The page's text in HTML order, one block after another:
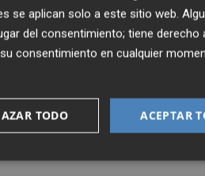
se aplican solo a este sitio web.
del consentimiento; tiene derecho
consentimiento en cualquier
ACEPTAR
TODO